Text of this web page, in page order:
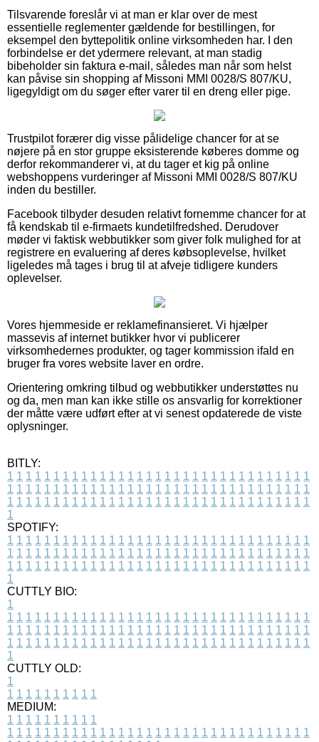
Tilsvarende foreslår vi at man er klar over de mest
essentielle reglementer gældende for bestillingen, for
eksempel den byttepolitik online virksomheden har. I den
forbindelse er det ydermere relevant, at man stadig
bibeholder sin faktura e-mail, således man når som helst
kan påvise sin shopping af Missoni MMI 0028/S 807/KU,
ligegyldigt om du søger efter varer til en dreng eller pige.
Trustpilot forærer dig visse pålidelige chancer for at se
nøjere på en stor gruppe eksisterende køberes domme og
derfor rekommanderer vi, at du tager et kig på online
webshoppens vurderinger af Missoni MMI 0028/S 807/KU
inden du bestiller.
Facebook tilbyder desuden relativt fornemme chancer for at
få kendskab til e-firmaets kundetilfredshed. Derudover
møder vi faktisk webbutikker som giver folk mulighed for at
registrere en evaluering af deres købsoplevelse, hvilket
ligeledes må tages i brug til at afveje tidligere kunders
oplevelser.
Vores hjemmeside er reklamefinansieret. Vi hjælper
massevis af internet butikker hvor vi publicerer
virksomhedernes produkter, og tager kommission ifald en
bruger fra vores website laver en ordre.
Orientering omkring tilbud og webbutikker understøttes nu
og da, men man kan ikke stille os ansvarlig for korrektioner
der måtte være udført efter at vi senest opdaterede de viste
oplysninger.
BITLY:
1 1 1 1 1 1 1 1 1 1 1 1 1 1 1 1 1 1 1 1 1 1 1 1 1 1 1 1 1 1 1 1 1
1 1 1 1 1 1 1 1 1 1 1 1 1 1 1 1 1 1 1 1 1 1 1 1 1 1 1 1 1 1 1 1 1
1 1 1 1 1 1 1 1 1 1 1 1 1 1 1 1 1 1 1 1 1 1 1 1 1 1 1 1 1 1 1 1 1
1
SPOTIFY:
1 1 1 1 1 1 1 1 1 1 1 1 1 1 1 1 1 1 1 1 1 1 1 1 1 1 1 1 1 1 1 1 1
1 1 1 1 1 1 1 1 1 1 1 1 1 1 1 1 1 1 1 1 1 1 1 1 1 1 1 1 1 1 1 1 1
1 1 1 1 1 1 1 1 1 1 1 1 1 1 1 1 1 1 1 1 1 1 1 1 1 1 1 1 1 1 1 1 1
1
CUTTLY BIO:
1
1 1 1 1 1 1 1 1 1 1 1 1 1 1 1 1 1 1 1 1 1 1 1 1 1 1 1 1 1 1 1 1 1
1 1 1 1 1 1 1 1 1 1 1 1 1 1 1 1 1 1 1 1 1 1 1 1 1 1 1 1 1 1 1 1 1
1 1 1 1 1 1 1 1 1 1 1 1 1 1 1 1 1 1 1 1 1 1 1 1 1 1 1 1 1 1 1 1 1
1
CUTTLY OLD:
1
1 1 1 1 1 1 1 1 1 1
MEDIUM:
1 1 1 1 1 1 1 1 1 1
1 1 1 1 1 1 1 1 1 1 1 1 1 1 1 1 1 1 1 1 1 1 1 1 1 1 1 1 1 1 1 1 1